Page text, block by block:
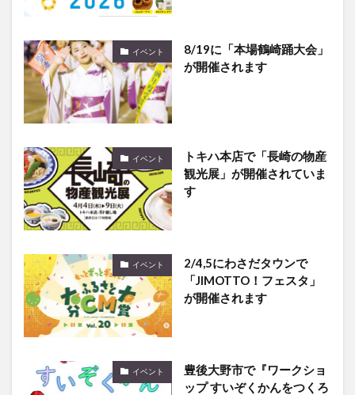
イベント
8/19に「本場鶴崎踊大会」
が開催されます
イベント
トキハ本店で「長崎の物産
観光展」が開催されていま
す
イベント
2/4,5にわさだタウンで
「JIMOTTO！フェスタ」
が開催されます
イベント
豊後大野市で『ワークショ
ップ すいぞくかんをつくろ